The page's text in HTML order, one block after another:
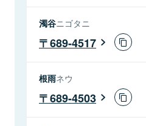
濁谷ニゴタニ
689-4517
根雨ネウ
689-4503